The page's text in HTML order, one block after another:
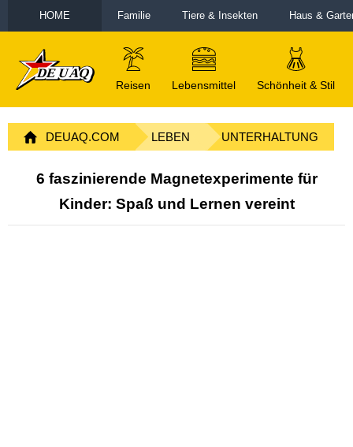
HOME Familie Tiere & Insekten Haus &
Reisen Lebensmittel Schönheit & Stil
DEUAQ.COM LEBEN UNTERHALTUNG
6 faszinierende Magnetexperimente für
Kinder: Spaß und Lernen vereint